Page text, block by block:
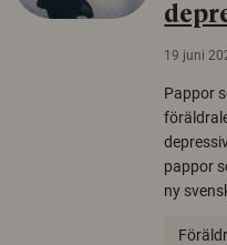
19 juni
Pappor
pappor
ny